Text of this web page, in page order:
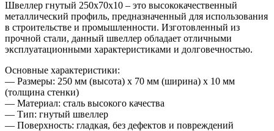
Швеллер гнутый 250х70х10 – это высококачественный
металлический профиль, предназначенный для использования
в строительстве и промышленности. Изготовленный из
прочной стали, данный швеллер обладает отличными
эксплуатационными характеристиками и долговечностью.
Основные характеристики:
— Размеры: 250 мм (высота) x 70 мм (ширина) x 10 мм
(толщина стенки)
— Материал: сталь высокого качества
— Тип: гнутый швеллер
— Поверхность: гладкая, без дефектов и повреждений